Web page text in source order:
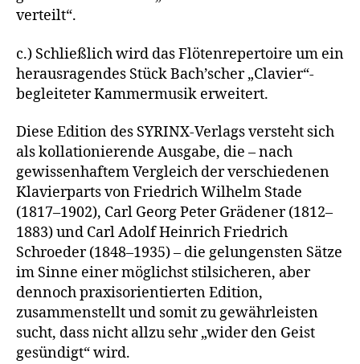
verteilt“.
c.) Schließlich wird das Flötenrepertoire um ein
herausragendes Stück Bach’scher „Clavier“-
begleiteter Kammermusik erweitert.
Diese Edition des SYRINX-Verlags versteht sich
als kollationierende Ausgabe, die – nach
gewissenhaftem Vergleich der verschiedenen
Klavierparts von Friedrich Wilhelm Stade
(1817–1902), Carl Georg Peter Grädener (1812–
1883) und Carl Adolf Heinrich Friedrich
Schroeder (1848–1935) – die gelungensten Sätze
im Sinne einer möglichst stilsicheren, aber
dennoch praxisorientierten Edition,
zusammenstellt und somit zu gewährleisten
sucht, dass nicht allzu sehr „wider den Geist
gesündigt“ wird.